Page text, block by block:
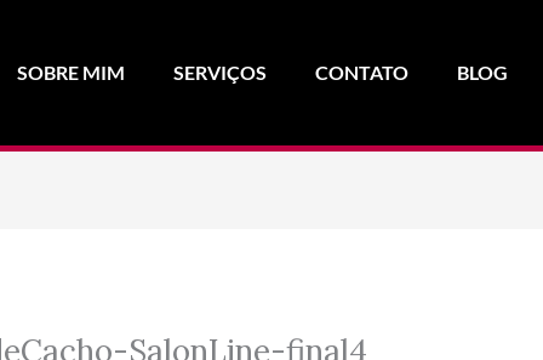
SOBRE MIM SERVIÇOS CONTATO BLOG
SalonLine-final4